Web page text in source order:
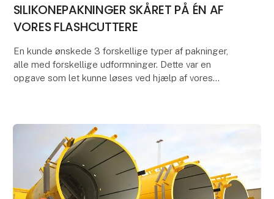
SILIKONEPAKNINGER SKÅRET PÅ ÉN AF
VORES FLASHCUTTERE
En kunde ønskede 3 forskellige typer af pakninger,
alle med forskellige udformninger. Dette var en
opgave som let kunne løses ved hjælp af vores